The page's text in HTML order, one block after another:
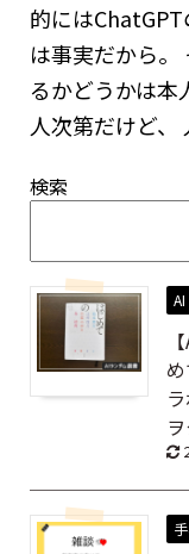
的には
は事実だから。
るかどうかは本
人次第だけど、
検索
AI